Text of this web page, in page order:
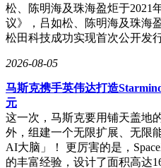
松、陈明海及珠海盈炬于2021
议》，吕如松、陈明海及珠海
松田科技成功实现首次公开发
2026-08-05
马斯克携手英伟达打造
元
这一次，马斯克要用铺天盖地
外，组建一个无限扩展、无限
AI大脑」！ 更厉害的是，
的丰富经验，设计了面积高达